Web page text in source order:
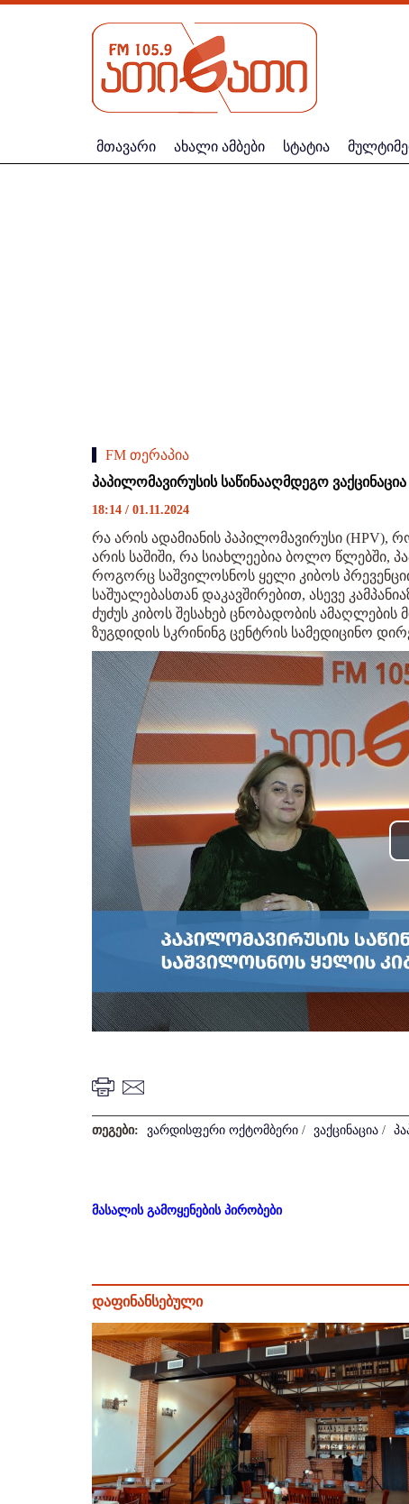
მთავარი ახალი ამბები სტატია
FM თერაპია
პაპილომავირუსის საწინააღმდეგო
18:14 / 01.11.2024
რა არის ადამიანის პაპილომავირუსი (HPV),
არის საშიში, რა სიახლეებია ბოლო წლებში,
როგორც საშვილოსნოს ყელი კიბოს
საშუალებასთან დაკავშირებით, ასევე
ძუძუს კიბოს შესახებ ცნობადობის
ზუგდიდის სკრინინგ ცენტრის სამედიცინო
თეგები: ვარდისფერი ოქტომბერი / ვაქცინაცია /
მასალის გამოყენების პირობები
დაფინანსებული